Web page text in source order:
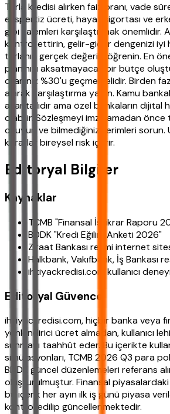
Tarla kredisi alırken faiz oranı, vade
ekspertiz ücreti, hayat sigortası ve
gibi kalemleri karşılaştırmak önemlidir.
kontrol ettirin, gelir-gider dengenizi iyi
tarlanın gerçek değerini öğrenin. En
planınızı aksatmayacak bir bütçe
oranınız %30'u geçmemelidir. Birden
alarak karşılaştırma yapın. Kamu
avantajlıdır ama özel bankaların dijital
olabilir. Sözleşmeyi imzalamadan önce
okuyun ve bilmediğiniz terimleri sorun.
kararlar bireysel risk içerir.
Editoryal Bilgiler
Kaynaklar
TCMB "Finansal İstikrar Raporu
BDDK "Kredi Eğilim Anketi 2026"
Ziraat Bankası resmi internet
Halkbank, Vakıfbank, İş Bankası
ihtiyackredisi.com kullanıcı
Editoryal Güvence
ihtiyackredisi.com, hiçbir banka veya
yönlendirici ücret almadan, kullanıcı
sunmayı taahhüt eder. Bu içerikte
simülasyonları, TCMB 2026 Q3 para
BDDK güncel düzenlemeleri referans
oluşturulmuştur. Finansal piyasalardaki
bu içerik her ayın ilk iş günü piyasa
kontrol edilip güncellenmektedir.